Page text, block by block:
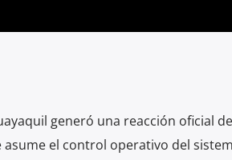
generó una reacción oficial
el control operativo del